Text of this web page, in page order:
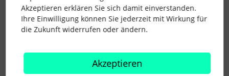
melanie.krings AUTOR*IN Forum|Forum|3 years ago
lieben Dank für deine schnelle Antwort :)
Akzeptieren erklären Sie sich damit einverstanden.
Ihre Einwilligung können Sie jederzeit mit Wirkung für
die Zukunft widerrufen oder ändern.
Akzeptieren